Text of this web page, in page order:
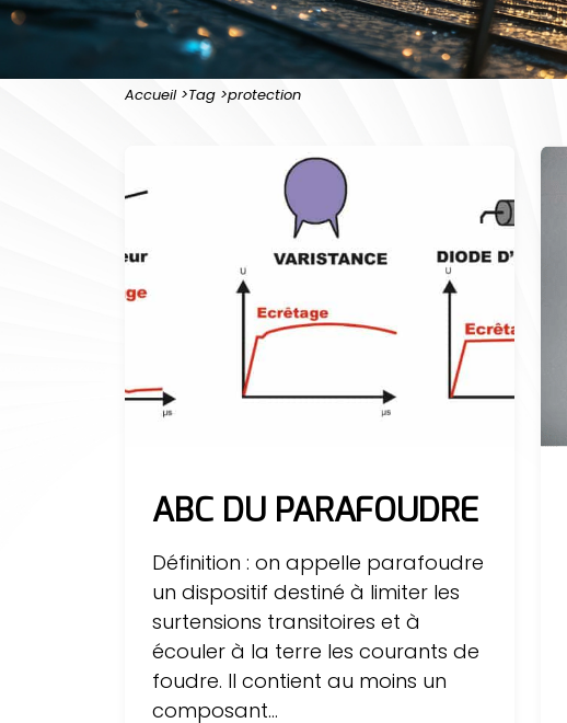
Accueil Tag protection
ABC DU PARAFOUDRE
Définition : on appelle parafoudre
un dispositif destiné à limiter les
surtensions transitoires et à
écouler à la terre les courants de
foudre. Il contient au moins un
composant...